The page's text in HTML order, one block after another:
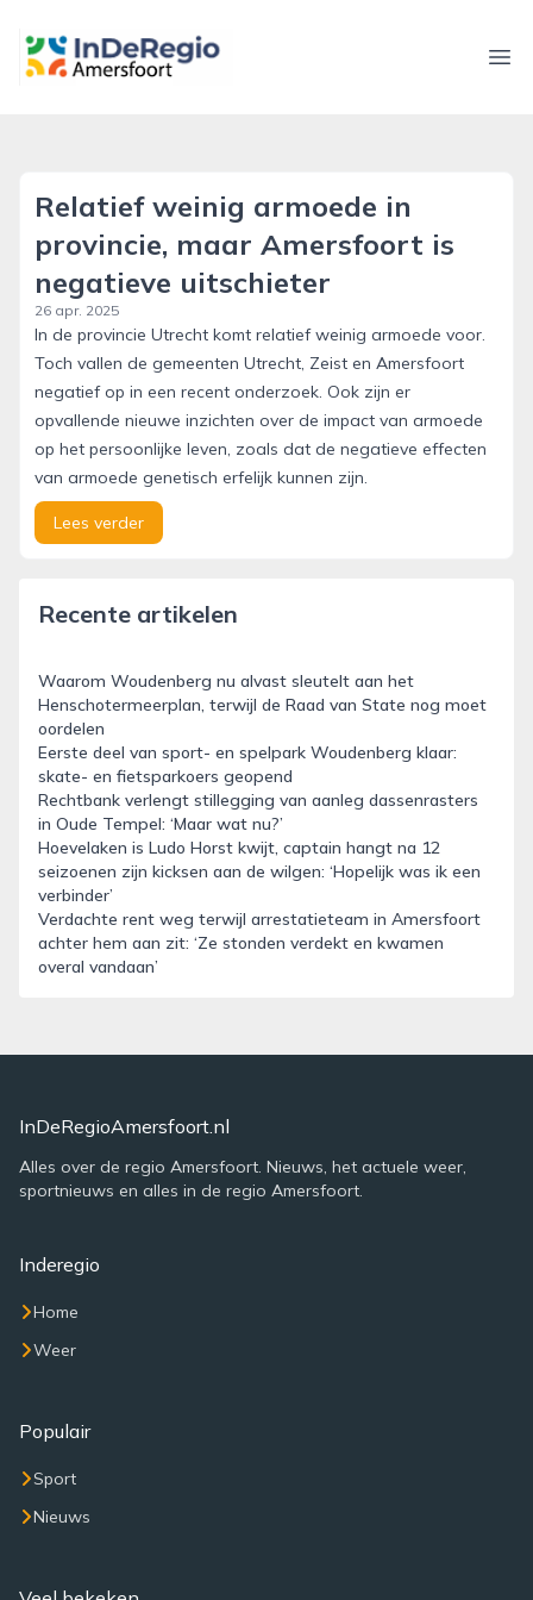
inderegioamersfoort.nl
Relatief weinig armoede in
provincie, maar Amersfoort is
negatieve uitschieter
26 apr. 2025
In de provincie Utrecht komt relatief weinig armoede voor.
Toch vallen de gemeenten Utrecht, Zeist en Amersfoort
negatief op in een recent onderzoek. Ook zijn er
opvallende nieuwe inzichten over de impact van armoede
op het persoonlijke leven, zoals dat de negatieve effecten
van armoede genetisch erfelijk kunnen zijn.
Lees verder
Recente artikelen
Waarom Woudenberg nu alvast sleutelt aan het
Henschotermeerplan, terwijl de Raad van State nog moet
oordelen
Eerste deel van sport- en spelpark Woudenberg klaar:
skate- en fietsparkoers geopend
Rechtbank verlengt stillegging van aanleg dassenrasters
in Oude Tempel: ‘Maar wat nu?’
Hoevelaken is Ludo Horst kwijt, captain hangt na 12
seizoenen zijn kicksen aan de wilgen: ‘Hopelijk was ik een
verbinder’
Verdachte rent weg terwijl arrestatieteam in Amersfoort
achter hem aan zit: ‘Ze stonden verdekt en kwamen
overal vandaan’
InDeRegioAmersfoort.nl
Alles over de regio Amersfoort. Nieuws, het actuele weer,
sportnieuws en alles in de regio Amersfoort.
Inderegio
Home
Weer
Populair
Sport
Nieuws